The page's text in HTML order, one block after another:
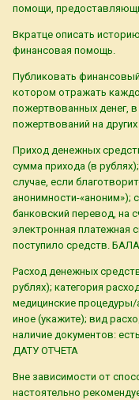
помощи,
Вкратце описать
финансовая помощь.
Публиковать
котором отражать
пожертвованных денег,
пожертвований на
Приход денежных
сумма прихода (в
случае, если
анонимности-«аноним»);
банковский перевод, на
электронная платежная
поступило средств.
Расход денежных
рублях); категория
медицинские
иное (укажите); вид
наличие документов:
ДАТУ ОТЧЕТА
Вне зависимости от
настоятельно